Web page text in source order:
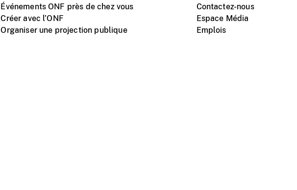
Événements ONF près de chez vous
Créer avec l’ONF
Organiser une projection publique
Contactez-nous
Espace Média
Emplois